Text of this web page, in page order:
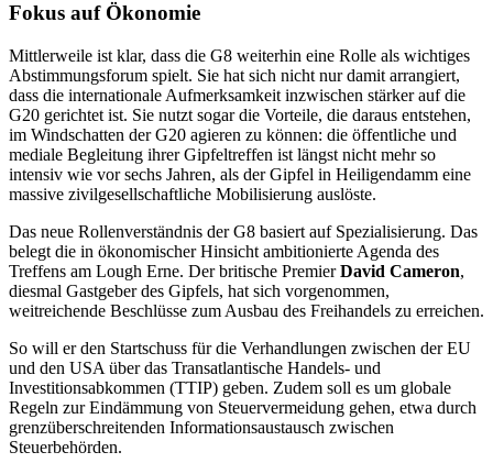
Fokus auf Ökonomie
Mittlerweile ist klar, dass die G8 weiterhin eine Rolle als wichtiges
Abstimmungsforum spielt. Sie hat sich nicht nur damit arrangiert,
dass die internationale Aufmerksamkeit inzwischen stärker auf die
G20 gerichtet ist. Sie nutzt sogar die Vorteile, die daraus entstehen,
im Windschatten der G20 agieren zu können: die öffentliche und
mediale Begleitung ihrer Gipfeltreffen ist längst nicht mehr so
intensiv wie vor sechs Jahren, als der Gipfel in Heiligendamm eine
massive zivilgesellschaftliche Mobilisierung auslöste.
Das neue Rollenverständnis der G8 basiert auf Spezialisierung. Das
belegt die in ökonomischer Hinsicht ambitionierte Agenda des
Treffens am Lough Erne. Der britische PremierDavid Cameron,
diesmal Gastgeber des Gipfels, hat sich vorgenommen,
weitreichende Beschlüsse zum Ausbau des Freihandels zu erreichen.
So will er den Startschuss für die Verhandlungen zwischen der EU
und den USA über das Transatlantische Handels- und
Investitionsabkommen (TTIP) geben. Zudem soll es um globale
Regeln zur Eindämmung von Steuervermeidung gehen, etwa durch
grenzüberschreitenden Informationsaustausch zwischen
Steuerbehörden.